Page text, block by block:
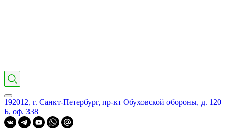
192012, г. Санкт-Петербург, пр-кт Обуховской обороны, д. 120
Б, оф. 338